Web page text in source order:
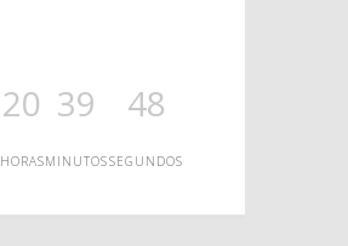
20
HORAS
39
MINUTOS
48
SEGUNDOS